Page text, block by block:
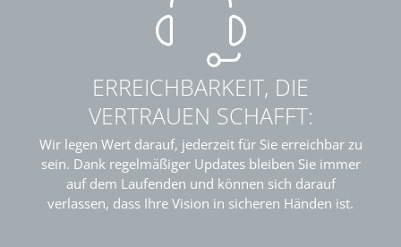
ERREICHBARKEIT, DIE
VERTRAUEN SCHAFFT:
Wir legen Wert darauf, jederzeit für Sie erreichbar zu
sein. Dank regelmäßiger Updates bleiben Sie immer
auf dem Laufenden und können sich darauf
verlassen, dass Ihre Vision in sicheren Händen ist.